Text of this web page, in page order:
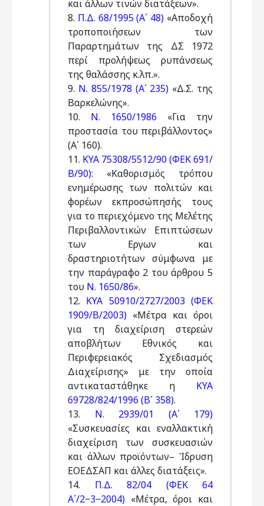
και άλλων τινών διατάξεων».
8. Π.Δ. 68/1995 (Α΄ 48) «Αποδοχή
τροποποιήσεων των
Παραρτημάτων της ΔΣ 1972
περί προλήψεως ρυπάνσεως
της θαλάσσης κ.λπ.».
9. Ν. 855/1978 (Α΄ 235) «Δ.Σ. της
Βαρκελώνης».
10. Ν. 1650/1986 «Για την
προστασία του περιβάλλοντος»
(Α΄ 160).
11. ΚΥΑ 75308/5512/90 (ΦΕΚ 691/
Β/90): «Καθορισμός τρόπου
ενημέρωσης των πολιτών και
φορέων εκπροσώπησής τους
για το περιεχόμενο της Μελέτης
Περιβαλλοντικών Επιπτώσεων
των Εργων και
δραστηριοτήτων σύμφωνα με
την παράγραφο 2 του άρθρου 5
του Ν. 1650/86».
12. ΚΥΑ 50910/2727/2003 (ΦΕΚ
1909/Β/2003) «Μέτρα και όροι
για τη διαχείριση στερεών
αποβλήτων Εθνικός και
Περιφερειακός Σχεδιασμός
Διαχείρισης» με την οποία
αντικαταστάθηκε η ΚΥΑ
69728/824/1996 (Β΄ 358).
13. Ν. 2939/01 (Α΄ 179)
«Συσκευασίες και εναλλακτική
διαχείριση των συσκευασιών
και άλλων προϊόντων– Ίδρυση
ΕΟΕΔΣΑΠ και άλλες διατάξεις».
14. Π.Δ. 82/04 (ΦΕΚ 64
Α΄/2−3−2004) «Μέτρα, όροι και